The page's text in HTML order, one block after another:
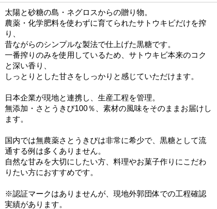
太陽と砂糖の島・ネグロスからの贈り物。
農薬・化学肥料を使わずに育てられたサトウキビだけを搾
り、
昔ながらのシンプルな製法で仕上げた黒糖です。
一番搾りのみを使用しているため、サトウキビ本来のコク
と深い香り、
しっとりとした甘さをしっかりと感じていただけます。
日本企業が現地と連携し、生産工程を管理。
無添加・さとうきび100％、素材の風味をそのままお届けし
ます。
国内では無農薬さとうきびは非常に希少で、黒糖として流
通する例は多くありません。
自然な甘みを大切にしたい方、料理やお菓子作りにこだわ
りたい方におすすめです。
※認証マークはありませんが、現地外郭団体での工程確認
実績があります。